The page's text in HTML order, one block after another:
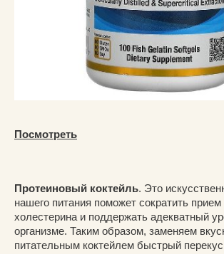
Посмотреть
Протеиновый коктейль. Это
нашего питания поможет сократить
холестерина и поддержать адекватный
организме. Таким образом, заменяем
питательным коктейлем быстрый